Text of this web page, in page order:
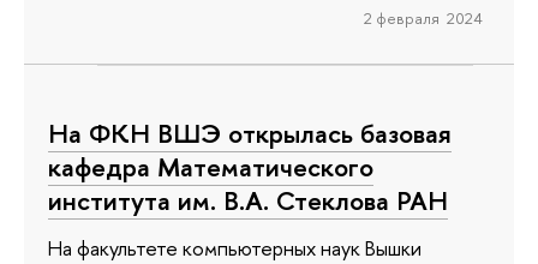
2 февраля 2024
На ФКН ВШЭ открылась базовая
кафедра Математического
института им. В.А. Стеклова РАН
На факультете компьютерных наук Вышки